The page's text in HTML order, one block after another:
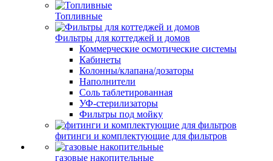
Топливные
Фильтры для коттеджей и домов
Коммерческие осмотические системы
Кабинеты
Колонны/клапана/дозаторы
Наполнители
Соль таблетированная
УФ-стерилизаторы
Фильтры под мойку
фитинги и комплектующие для фильтров
газовые накопительные